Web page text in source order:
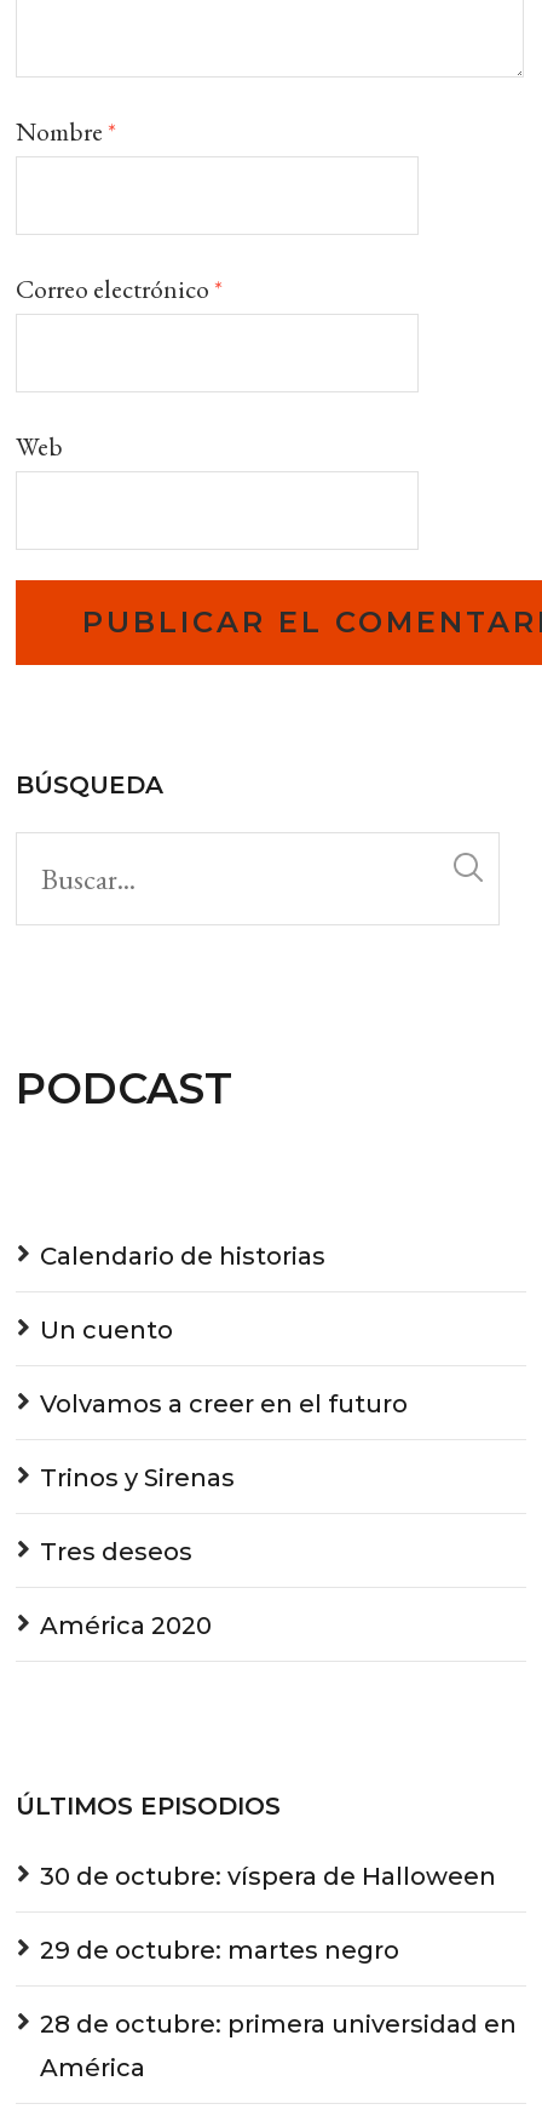
Nombre *
Correo electrónico *
Web
BÚSQUEDA
PODCAST
Calendario de historias
Un cuento
Volvamos a creer en el futuro
Trinos y Sirenas
Tres deseos
América 2020
ÚLTIMOS EPISODIOS
30 de octubre: víspera de Halloween
29 de octubre: martes negro
28 de octubre: primera universidad en
América